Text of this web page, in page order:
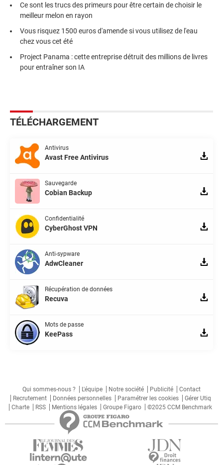
Ce sont les trucs des primeurs pour être certain de choisir le
meilleur melon en rayon
Vous risquez 1500 euros d'amende si vous utilisez de l'eau
chez vous cet été
Project Panama : cette entreprise détruit des millions de livres
pour entraîner son IA
TÉLÉCHARGEMENT
Antivirus
Avast Free Antivirus
Sauvegarde
Cobian Backup
Confidentialité
CyberGhost VPN
Anti-sypware
AdwCleaner
Récupération de données
Recuva
Mots de passe
KeePass
Qui sommes-nous ? L'équipe Notre société Publicité
Contact
Recrutement
Données personnelles Paramétrer les cookies
Gérer Utiq
Charte
RSS Mentions légales Groupe Figaro ©2025 CCM Benchmark